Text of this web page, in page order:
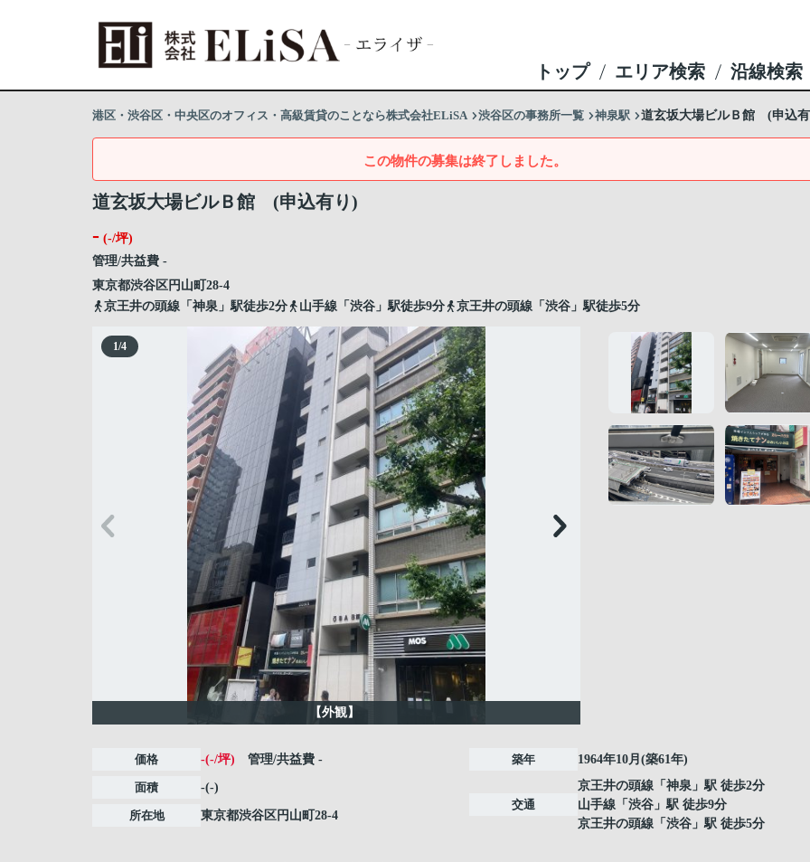
トップ エリア検索 沿線検索
港区・渋谷区・中央区のオフィス・高級賃貸のことなら株式会社ELiSA 渋谷区の事務所一覧 神泉駅 道玄坂大場ビルＢ館 (申込
この物件の募集は終了しました。
道玄坂大場ビルＢ館 (申込有り)
- (-/坪)
管理/共益費 -
東京都渋谷区 円山町 28-4
京王井の頭線「神泉」駅徒歩2分
山手線「渋谷」駅徒歩9分 京王井の頭線「渋谷」駅徒歩5分
1/4
【外観】
価格 -(-/坪) 管理/共益費 -
面積 -(-)
所在地 東京都渋谷区 円山町 28-4
築年 1964年10月(築61年)
交通
京王井の頭線 「 神泉 」駅 徒歩2分
山手線 「 渋谷 」駅 徒歩9分
京王井の頭線 「 渋谷 」駅 徒歩5分